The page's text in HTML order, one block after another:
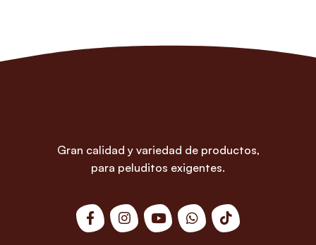
Gran calidad y variedad de productos,
para peluditos exigentes.